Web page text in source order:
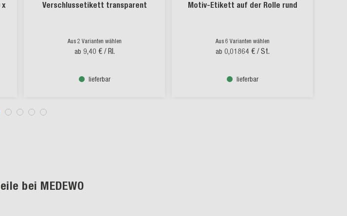
Verschlussetikett transparent
Aus 2 Varianten wählen
ab 9,40 € / Rl.
lieferbar
Motiv-Etikett auf der Rolle rund
Aus 6 Varianten wählen
ab 0,01864 € / St.
lieferbar
bei MEDEWO